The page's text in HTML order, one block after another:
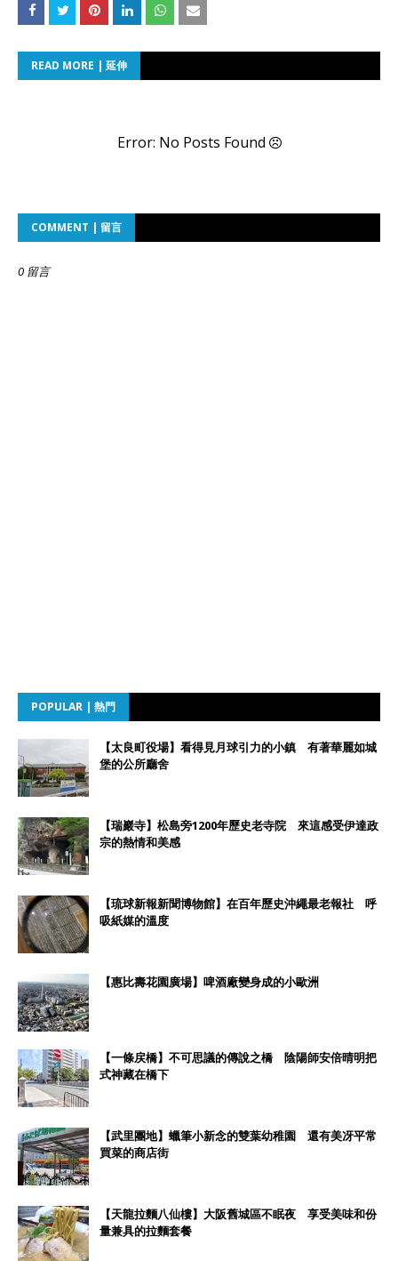
READ MORE | 延伸
Error: No Posts Found
COMMENT | 留言
0 留言
POPULAR | 熱門
【太良町役場】看得見月球引力的小鎮 有著華麗如城
堡的公所廳舍
【瑞巖寺】松島旁1200年歷史老寺院 來這感受伊達政
宗的熱情和美感
【琉球新報新聞博物館】在百年歷史沖繩最老報社 呼
吸紙媒的溫度
【惠比壽花園廣場】啤酒廠變身成的小歐洲
【一條戻橋】不可思議的傳說之橋 陰陽師安倍晴明把
式神藏在橋下
【武里團地】蠟筆小新念的雙葉幼稚園 還有美冴平常
買菜的商店街
【天龍拉麵八仙樓】大阪舊城區不眠夜 享受美味和份
量兼具的拉麵套餐